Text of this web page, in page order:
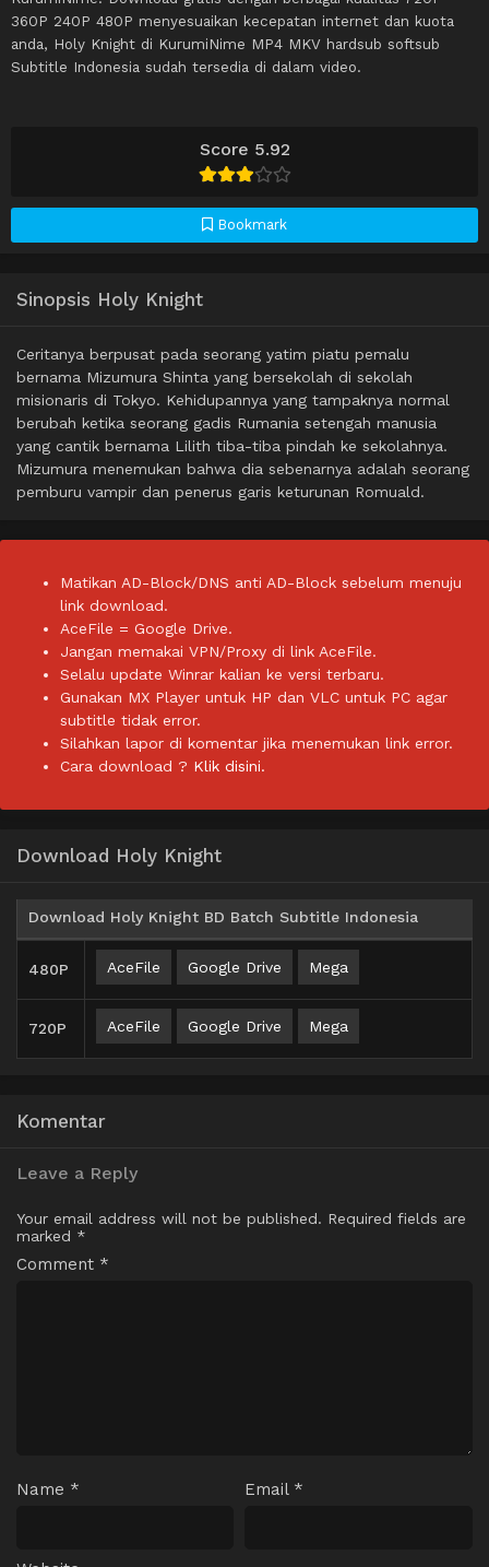
Score 5.92
Bookmark
360P 240P 480P menyesuaikan kecepatan internet dan kuota
anda, Holy Knight di KurumiNime MP4 MKV hardsub softsub
Subtitle Indonesia sudah tersedia di dalam video.
Sinopsis Holy Knight
Ceritanya berpusat pada seorang yatim piatu pemalu
bernama Mizumura Shinta yang bersekolah di sekolah
misionaris di Tokyo. Kehidupannya yang tampaknya normal
berubah ketika seorang gadis Rumania setengah manusia
yang cantik bernama Lilith tiba-tiba pindah ke sekolahnya.
Mizumura menemukan bahwa dia sebenarnya adalah seorang
pemburu vampir dan penerus garis keturunan Romuald.
Matikan AD-Block/DNS anti AD-Block sebelum menuju
link download.
AceFile = Google Drive.
Jangan memakai VPN/Proxy di link AceFile.
Selalu update Winrar kalian ke versi terbaru.
Gunakan MX Player untuk HP dan VLC untuk PC agar
subtitle tidak error.
Silahkan lapor di komentar jika menemukan link error.
Cara download ? Klik disini.
Download Holy Knight
Download Holy Knight BD Batch Subtitle Indonesia
480P AceFile Google Drive Mega
720P AceFile Google Drive Mega
Komentar
Leave a Reply
Your email address will not be published. Required fields are
marked *
Comment *
Name * Email *